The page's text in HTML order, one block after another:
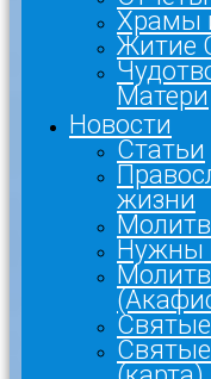
Храмы
Житие
Матери
Новости
Статьи
жизни
Нужны